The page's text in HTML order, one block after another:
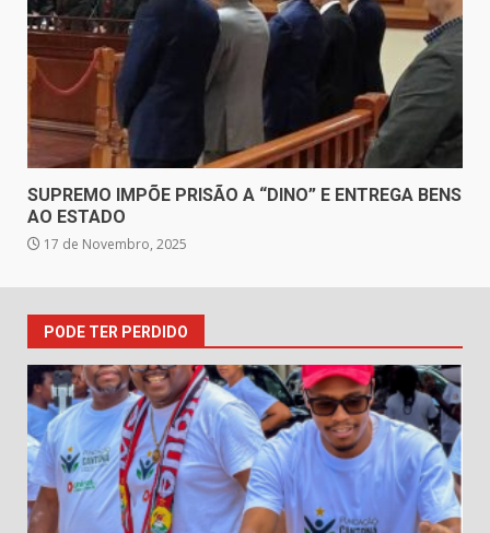
SUPREMO IMPÕE PRISÃO A “DINO” E ENTREGA BENS
AO ESTADO
17 de Novembro, 2025
PODE TER PERDIDO